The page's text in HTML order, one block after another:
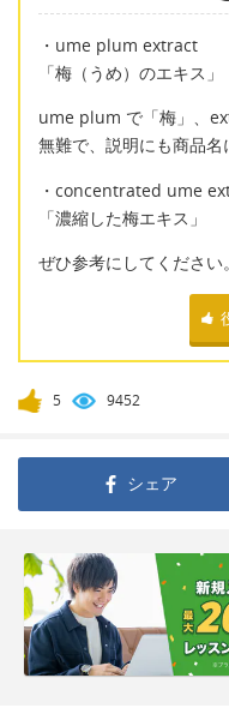
・ume plum extract
「梅（うめ）のエキス」
ume plum で「梅」、
無難で、説明にも商品名
・concentrated ume
「濃縮した梅エキス」
ぜひ参考にしてください。
5 9452
シェア